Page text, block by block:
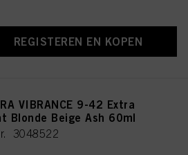
REGISTEREN EN KOPEN
VIBRANCE 9-42 Extra
Blonde Beige Ash 60ml
3048522